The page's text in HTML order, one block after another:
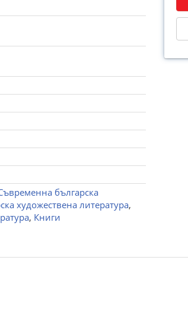
българска
художествена литература,
, Книги